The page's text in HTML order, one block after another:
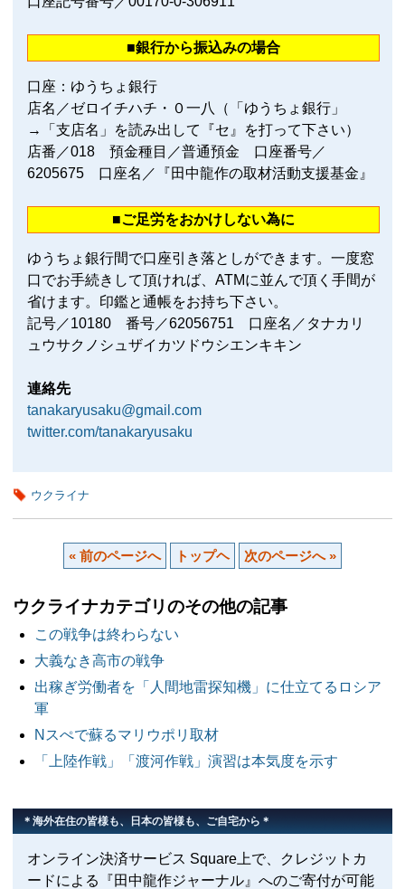
■銀行から振込みの場合
口座：ゆうちょ銀行
店名／ゼロイチハチ・０一八（「ゆうちょ銀行」
→「支店名」を読み出して『セ』を打って下さい）
店番／018 預金種目／普通預金 口座番号／
6205675 口座名／『田中龍作の取材活動支援基金』
■ご足労をおかけしない為に
ゆうちょ銀行間で口座引き落としができます。一度窓
口でお手続きして頂ければ、ATMに並んで頂く手間が
省けます。印鑑と通帳をお持ち下さい。
記号／10180 番号／62056751 口座名／タナカリ
ュウサクノシュザイカツドウシエンキキン
連絡先
tanakaryusaku@gmail.com
twitter.com/tanakaryusaku
ウクライナ
« 前のページへ トップヘ 次のページへ »
ウクライナカテゴリのその他の記事
この戦争は終わらない
大義なき高市の戦争
出稼ぎ労働者を「人間地雷探知機」に仕立てるロシア
軍
Nスぺで蘇るマリウポリ取材
「上陸作戦」「渡河作戦」演習は本気度を示す
＊海外在住の皆様も、日本の皆様も、ご自宅から＊
オンライン決済サービス Square上で、クレジットカ
ードによる『田中龍作ジャーナル』へのご寄付が可能